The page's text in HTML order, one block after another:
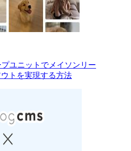
プユニットでメイソンリー
ウトを実現する方法